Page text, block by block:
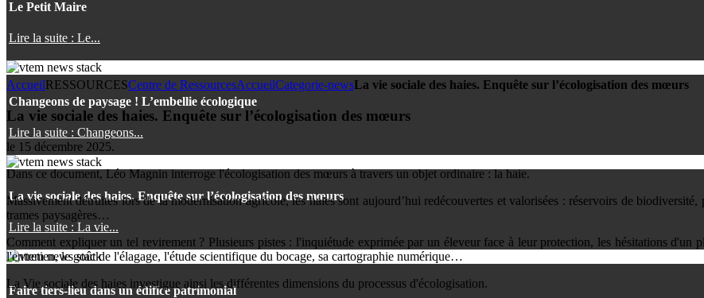
Le Petit Maire
Lire la suite : Le...
Changeons de paysage ! L’embellie écologique
Lire la suite : Changeons...
La vie sociale des haies. Enquête sur l’écologisation des mœurs
Lire la suite : La vie...
Faire tiers-lieu dans un édifice patrimonial
AccueilRESSOURCESCentre de RessourcesAccueilCategorie-newsLa vie sociale des haies. Enquête sur l’écologisation des mœurs
La vie sociale des haies. Enquête sur l’écologisation des mœurs
le 15 décembre 2025.
Dans ce document, Léo Magnin interroge l'écologisation des mœurs à travers un objet ordinaire : la haie.
Massivement détruites lors de la modernisation agricole, les haies sont aujourd’hui redécouvertes et valorisées : réservoirs de
trames paysagères…
Comment expliquer un tel revirement ? Plusieurs pistes : l'inquiétude exprimée par un éleveur face à leur protection, les hésitations d'un
l'entretien, le goût de l'élagage, l'étude scientifique du bocage, sa cartographie numérique…
La Vie sociale des haies investigue ainsi les différentes dimensions du processus d'écologisation.